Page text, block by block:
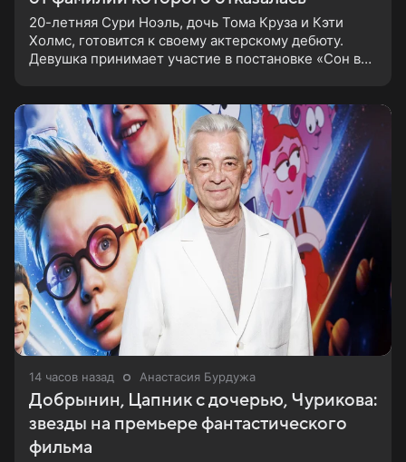
20-летняя Сури Ноэль, дочь Тома Круза и Кэти
Холмс, готовится к своему актерскому дебюту.
Девушка принимает участие в постановке «Сон в
14 часов назад Анастасия Бурдужа
Добрынин, Цапник с дочерью, Чурикова:
звезды на премьере фантастического
фильма